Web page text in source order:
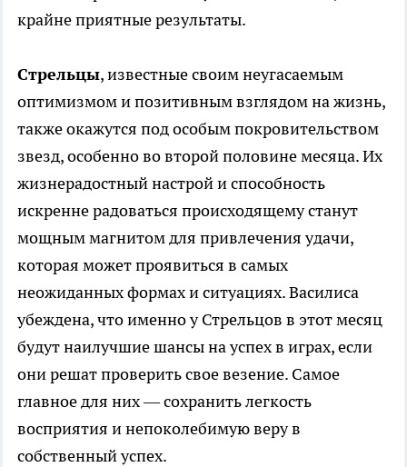
крайне приятные результаты.
Стрельцы, известные своим неугасаемым
оптимизмом и позитивным взглядом на жизнь,
также окажутся под особым покровительством
звезд, особенно во второй половине месяца. Их
жизнерадостный настрой и способность
искренне радоваться происходящему станут
мощным магнитом для привлечения удачи,
которая может проявиться в самых
неожиданных формах и ситуациях. Василиса
убеждена, что именно у Стрельцов в этот месяц
будут наилучшие шансы на успех в играх, если
они решат проверить свое везение. Самое
главное для них — сохранить легкость
восприятия и непоколебимую веру в
собственный успех.